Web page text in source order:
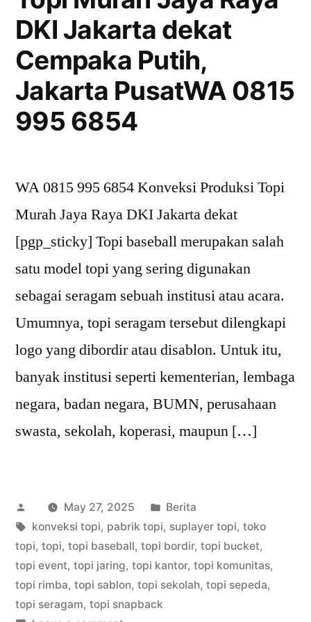
DKI Jakarta dekat
Cempaka Putih,
Jakarta PusatWA 0815
995 6854
WA 0815 995 6854 Konveksi Produksi Topi
Murah Jaya Raya DKI Jakarta dekat
[pgp_sticky] Topi baseball merupakan salah
satu model topi yang sering digunakan
sebagai seragam sebuah institusi atau acara.
Umumnya, topi seragam tersebut dilengkapi
logo yang dibordir atau disablon. Untuk itu,
banyak institusi seperti kementerian, lembaga
negara, badan negara, BUMN, perusahaan
swasta, sekolah, koperasi, maupun […]
Posted
by
May 27, 2025
Posted
in
Berita
Tags:
konveksi topi, pabrik topi, suplayer topi, toko
topi, topi, topi baseball, topi bordir, topi bucket,
topi event, topi jaring, topi kantor, topi komunitas,
topi rimba, topi sablon, topi sekolah, topi sepeda,
topi seragam, topi snapback